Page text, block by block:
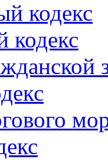
кодекс
кодекс